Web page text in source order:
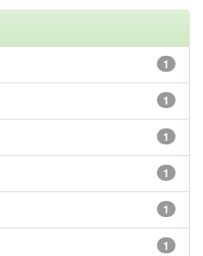
1
1
1
1
1
1